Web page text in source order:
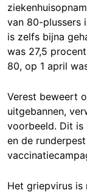
van 80-plussers
is zelfs bijna
was 27,5
80, op 1 april
Verest beweert
uitgebannen,
voorbeeld. Dit is
en de
Het griepvirus is